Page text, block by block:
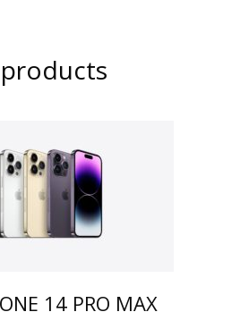
14 PRO MAX